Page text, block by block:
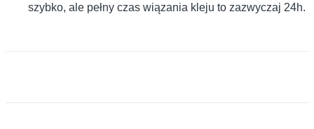
szybko, ale pełny czas wiązania kleju to zazwyczaj 24h.